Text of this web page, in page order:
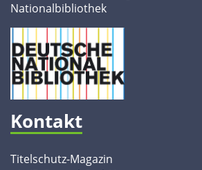
Nationalbibliothek
Kontakt
Titelschutz-Magazin